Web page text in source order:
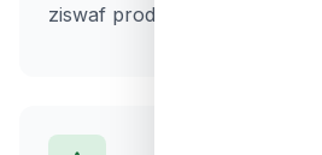
ziswaf produktif.